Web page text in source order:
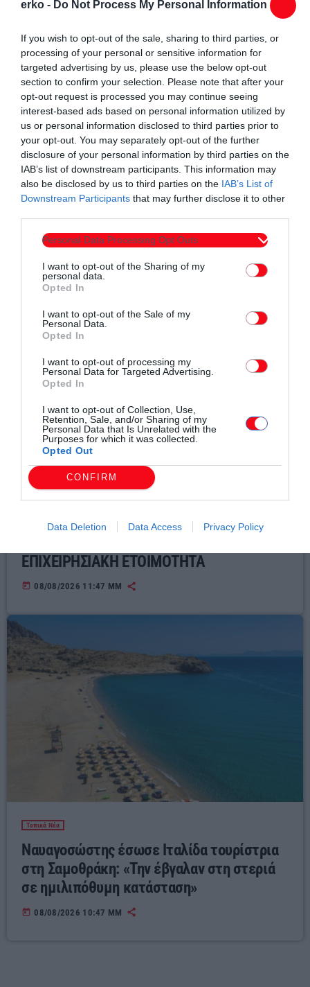
erko - Do Not Process My Personal Information
If you wish to opt-out of the sale, sharing to third parties, or
processing of your personal or sensitive information for
targeted advertising by us, please use the below opt-out
section to confirm your selection. Please note that after your
opt-out request is processed you may continue seeing
interest-based ads based on personal information utilized by
us or personal information disclosed to third parties prior to
your opt-out. You may separately opt-out of the further
disclosure of your personal information by third parties on the
IAB’s list of downstream participants. This information may
also be disclosed by us to third parties on the IAB’s List of
Downstream Participants that may further disclose it to other
Personal Data Processing Opt Outs
I want to opt-out of the Sharing of my
personal data.
Opted In
I want to opt-out of the Sale of my
Personal Data.
Opted In
I want to opt-out of processing my
Personal Data for Targeted Advertising.
Opted In
I want to opt-out of Collection, Use,
Retention, Sale, and/or Sharing of my
Personal Data that Is Unrelated with the
Purposes for which it was collected.
Opted Out
CONFIRM
Data Deletion Data Access Privacy Policy
συνέβαλλαν στον ετήσιο χορό τους.
email
Σχετικά άρθρα
Τοπικά Νέα
ΕΛΛΗΝΙΚΟΣ ΕΡΥΘΡΟΣ ΣΤΑΥΡΟΣ-
ΠΕΡΙΦΕΡΕΙΑΚΟ ΤΜΗΜΑ ΚΟΜΟΤΗΝΗΣ :
ΕΠΙΧΕΙΡΗΣΙΑΚΗ ΕΤΟΙΜΟΤΗΤΑ
today 08/08/2026 11:47 ΜΜ
Τοπικά Νέα
Ναυαγοσώστης έσωσε Ιταλίδα τουρίστρια
στη Σαμοθράκη: «Την έβγαλαν στη στεριά
σε ημιλιπόθυμη κατάσταση»
today 08/08/2026 10:47 ΜΜ